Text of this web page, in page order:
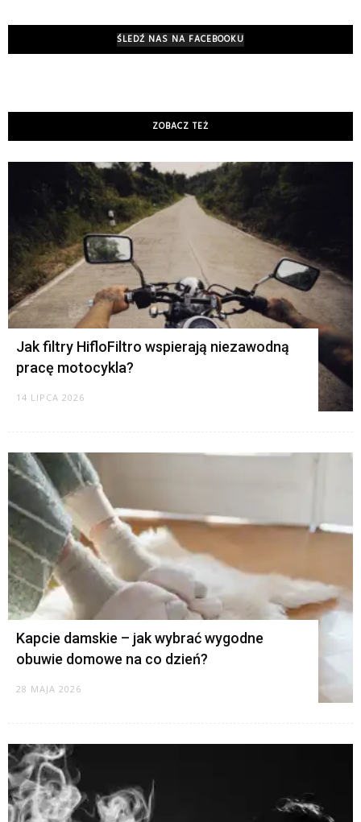
ŚLEDŹ NAS NA FACEBOOKU
ZOBACZ TEŻ
Jak filtry HifloFiltro wspierają niezawodną
pracę motocykla?
14 LIPCA 2026
Kapcie damskie – jak wybrać wygodne
obuwie domowe na co dzień?
28 MAJA 2026